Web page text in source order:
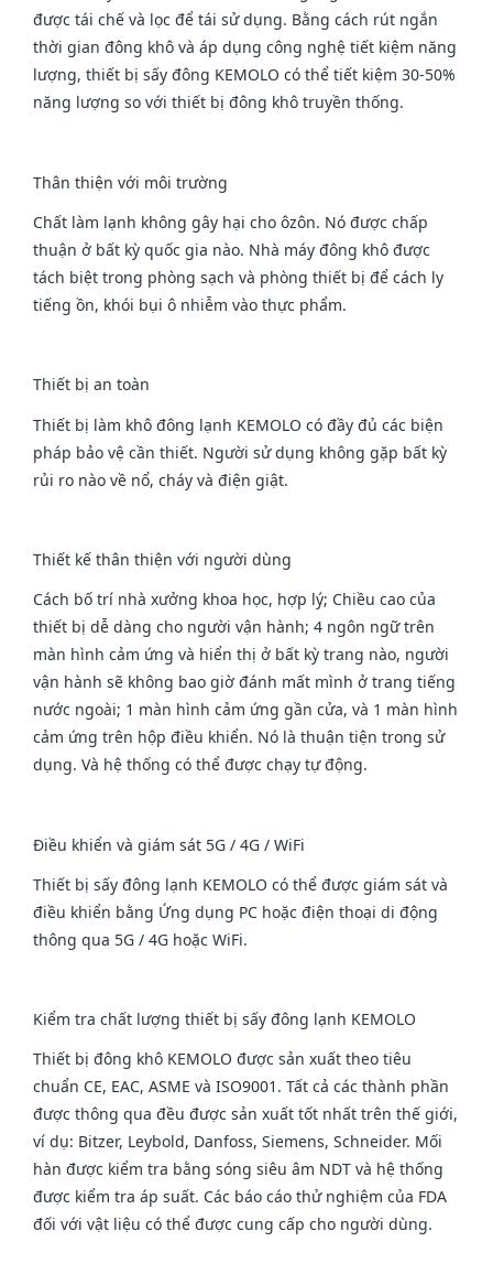
được tái chế và lọc để tái sử dụng. Bằng cách rút ngắn
thời gian đông khô và áp dụng công nghệ tiết kiệm năng
lượng, thiết bị sấy đông KEMOLO có thể tiết kiệm 30-50%
năng lượng so với thiết bị đông khô truyền thống.
Thân thiện với môi trường
Chất làm lạnh không gây hại cho ôzôn. Nó được chấp
thuận ở bất kỳ quốc gia nào. Nhà máy đông khô được
tách biệt trong phòng sạch và phòng thiết bị để cách ly
tiếng ồn, khói bụi ô nhiễm vào thực phẩm.
Thiết bị an toàn
Thiết bị làm khô đông lạnh KEMOLO có đầy đủ các biện
pháp bảo vệ cần thiết. Người sử dụng không gặp bất kỳ
rủi ro nào về nổ, cháy và điện giật.
Thiết kế thân thiện với người dùng
Cách bố trí nhà xưởng khoa học, hợp lý; Chiều cao của
thiết bị dễ dàng cho người vận hành; 4 ngôn ngữ trên
màn hình cảm ứng và hiển thị ở bất kỳ trang nào, người
vận hành sẽ không bao giờ đánh mất mình ở trang tiếng
nước ngoài; 1 màn hình cảm ứng gần cửa, và 1 màn hình
cảm ứng trên hộp điều khiển. Nó là thuận tiện trong sử
dụng. Và hệ thống có thể được chạy tự động.
Điều khiển và giám sát 5G / 4G / WiFi
Thiết bị sấy đông lạnh KEMOLO có thể được giám sát và
điều khiển bằng Ứng dụng PC hoặc điện thoại di động
thông qua 5G / 4G hoặc WiFi.
Kiểm tra chất lượng thiết bị sấy đông lạnh KEMOLO
Thiết bị đông khô KEMOLO được sản xuất theo tiêu
chuẩn CE, EAC, ASME và ISO9001. Tất cả các thành phần
được thông qua đều được sản xuất tốt nhất trên thế giới,
ví dụ: Bitzer, Leybold, Danfoss, Siemens, Schneider. Mối
hàn được kiểm tra bằng sóng siêu âm NDT và hệ thống
được kiểm tra áp suất. Các báo cáo thử nghiệm của FDA
đối với vật liệu có thể được cung cấp cho người dùng.